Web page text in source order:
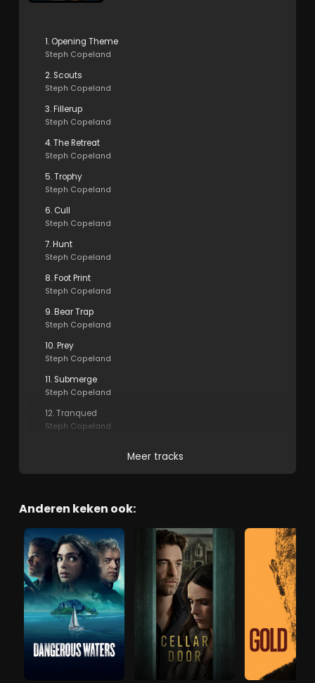
1. Opening Theme
Steph Copeland
2. Scouts
Steph Copeland
3. Fillerup
Steph Copeland
4. The Retreat
Steph Copeland
5. Trophy
Steph Copeland
6. Cull
Steph Copeland
7. Hunt
Steph Copeland
8. Foot Print
Steph Copeland
9. Bear Trap
Steph Copeland
10. Prey
Steph Copeland
11. Submerge
Steph Copeland
12. Tranqued
Steph Copeland
Meer tracks
Anderen keken ook: